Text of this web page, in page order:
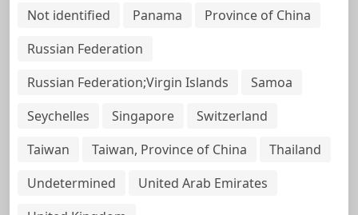
Not identified
Panama
Province of China
Russian Federation
Russian Federation;Virgin Islands
Samoa
Seychelles
Singapore
Switzerland
Taiwan
Taiwan, Province of China
Thailand
Undetermined
United Arab Emirates